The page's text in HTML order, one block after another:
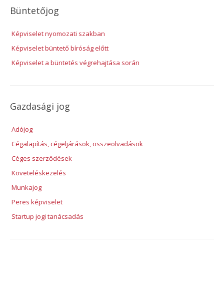
Büntetőjog
Képviselet nyomozati szakban
Képviselet büntető bíróság előtt
Képviselet a büntetés végrehajtása során
Gazdasági jog
Adójog
Cégalapítás, cégeljárások, összeolvadások
Céges szerződések
Követeléskezelés
Munkajog
Peres képviselet
Startup jogi tanácsadás